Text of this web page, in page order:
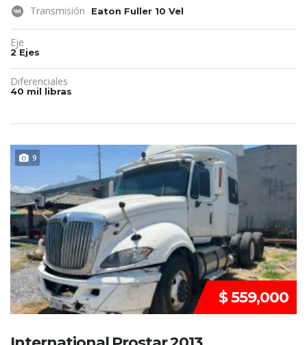
Transmisión Eaton Fuller 10 Vel
Eje
2 Ejes
Diferenciales
40 mil libras
9 REMATE!!!
$ 559,000